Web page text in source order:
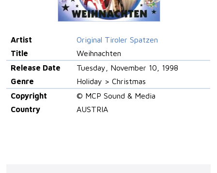
Artist
Original Tiroler Spatzen
Title
Weihnachten
Release Date
Tuesday, November 10, 1998
Genre
Holiday > Christmas
Copyright
© MCP Sound & Media
Country
AUSTRIA